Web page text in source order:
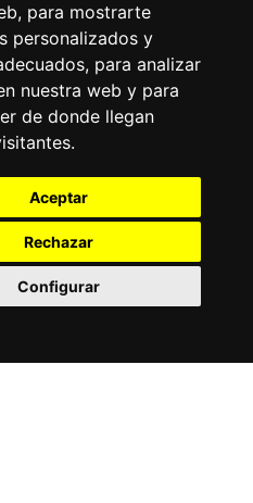
para mostrarte
personalizados y
para analizar
nuestra web y para
de donde llegan
Aceptar
Rechazar
Configurar
Todos los derechos reservados.